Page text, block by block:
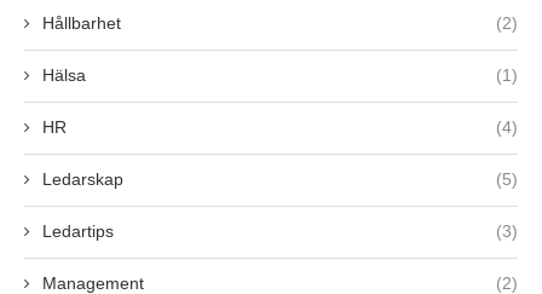
Hållbarhet (2)
Hälsa (1)
HR (4)
Ledarskap (5)
Ledartips (3)
Management (2)